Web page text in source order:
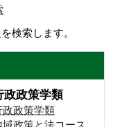
検索します。
政政策学類
政政策学類
域政策と法コース